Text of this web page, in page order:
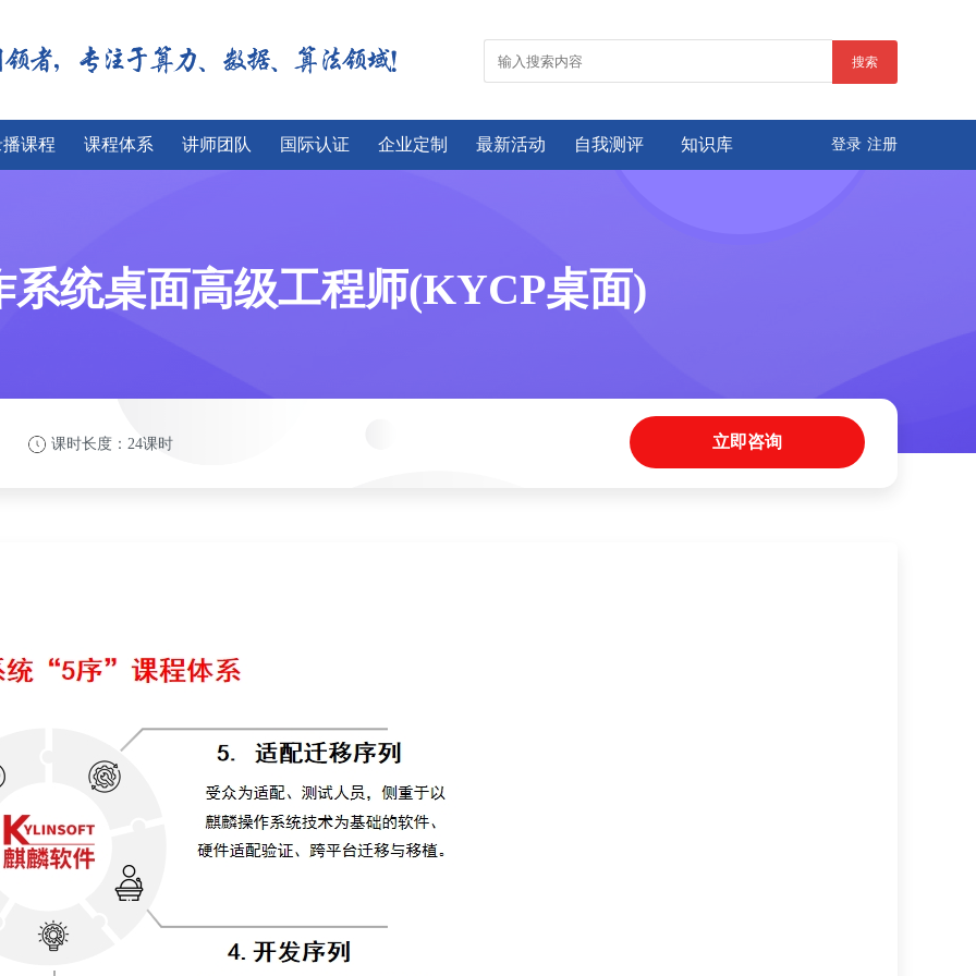
搜索
课程 课程体系 讲师团队 国际认证 企业定制 最新活动 自我测评 知识库 注册
登录
系统桌面高级工程师(KYCP桌面)
课时长度：24课时 立即咨询